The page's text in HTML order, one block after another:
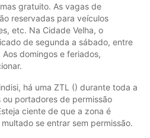
gratuito. As vagas de
reservadas para veículos
etc. Na Cidade Velha, o
de segunda a sábado, entre
domingos e feriados,
há uma ZTL () durante toda a
ou portadores de permissão
ciente de que a zona é
se entrar sem permissão.